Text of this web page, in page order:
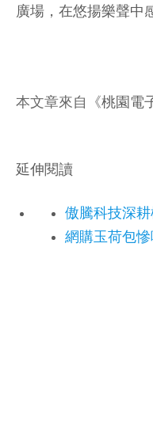
廣場，在悠揚樂聲中
本文章來自《桃園電
延伸閱讀
傲騰科技深
網購玉荷包